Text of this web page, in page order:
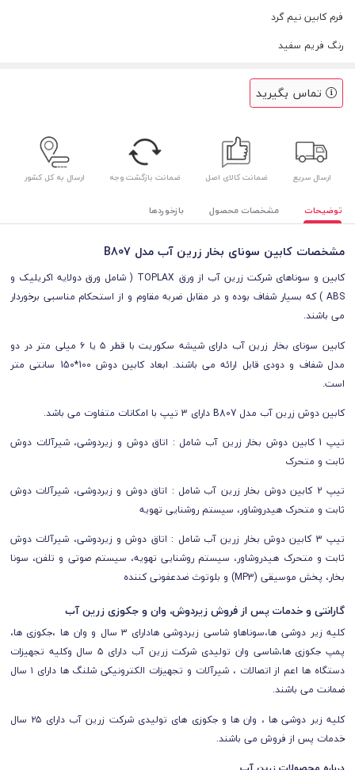
فرم کابین نیم گرد
رنگ فریم سفید
تماس بگیرید
ارسال سریع ضمانت کالای اصل ضمانت بازگشت وجه ارسال به کل کشور
توضیحات مشخصات محصول بازخوردها
مشخصات کابین سونای بخار زرین آب مدل B807
کابین و سوناهای شرکت زرین آب از ورق TOPLAX ( شامل ورق دولایه اکریلیک و
ABS ) که بسیار شفاف بوده و در مقابل ضربه مقاوم و از استحکام مناسبی برخوردار
می باشند.
کابین سونای بخار زرین آب دارای شیشه سکوریت با قطر ۵ یا ۶ میلی متر در دو
مدل شفاف و دودی قابل ارائه می باشند. ابعاد کابین دوش 100*150 سانتی متر
است.
کابین دوش زرین آب مدل B807 دارای 3 تیپ با امکانات متفاوت می باشد.
تیپ 1 کابین دوش بخار زرین آب شامل : اتاق دوش و زیردوشی، شيرآلات دوش
ثابت و متحرک
تیپ 2 کابین دوش بخار زرین آب شامل : اتاق دوش و زیردوشی، شيرآلات دوش
ثابت و متحرک هيدروشاور، سيستم روشنایی تهویه
تیپ 3 کابین دوش بخار زرین آب شامل : اتاق دوش و زیردوشی، شيرآلات دوش
ثابت و متحرک هيدروشاور، سيستم روشنایی تهویه، سيستم صوتی و تلفن، سونا
بخار، پخش موسيقی (MP3) و بلوتوث ضدعفونی کننده
گارانتی و خدمات پس از فروش زیردوش، وان و جکوزی زرین آب
کلیه زیر دوشی ها،سوناهاو شاسی زیردوشی هادارای ۳ سال و وان ها ،جکوزی ها،
پمپ جکوزی ها،شاسی وان تولیدی شرکت زرین آب دارای ۵ سال وکلیه تجهیزات
دستگاه ها اعم از اتصالات ، شیرآلات و تجهیزات الکترونیکی شلنگ ها دارای ۱ سال
ضمانت می باشند.
کلیه زیر دوشی ها ، وان ها و جکوزی های تولیدی شرکت زرین آب دارای ۲۵ سال
خدمات پس از فروش می باشند.